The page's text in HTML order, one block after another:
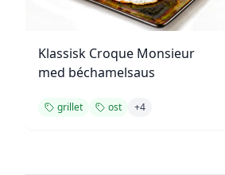
Klassisk Croque Monsieur
med béchamelsaus
grillet ost +4